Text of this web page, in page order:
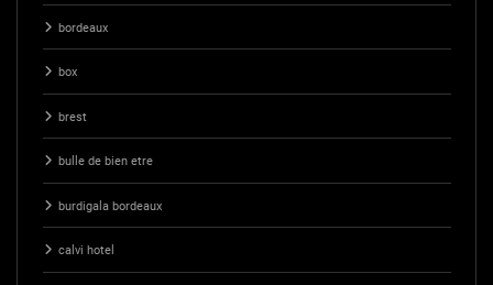
bordeaux
box
brest
bulle de bien etre
burdigala bordeaux
calvi hotel